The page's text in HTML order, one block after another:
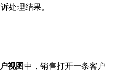
处理结果。
视图中，销售打开一条客户